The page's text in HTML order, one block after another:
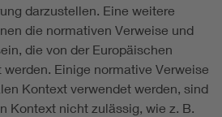
darzustellen. Eine weitere
die normativen Verweise und
die von der Europäischen
Einige normative Verweise
Kontext verwendet werden, sind
Kontext nicht zulässig, wie z. B.